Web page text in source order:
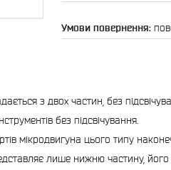
з двох частин, без
без підсвічування.
мікродвигуна цього типу
лише нижню частину,